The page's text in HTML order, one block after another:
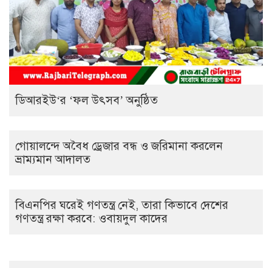
ডিআরইউ‘র ‘ফল উৎসব’ অনুষ্ঠিত
গোয়ালন্দে অবৈধ ড্রেজার বন্ধ ও জরিমানা করলেন
ভ্রাম্যমান আদালত
বিএনপির ঘরেই গণতন্ত্র নেই, তারা কিভাবে দেশের
গণতন্ত্র রক্ষা করবে: ওবায়দুল কাদের